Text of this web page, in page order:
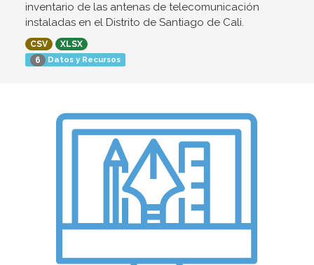
inventario de las antenas de telecomunicación
instaladas en el Distrito de Santiago de Cali.
CSV
XLSX
6 Datos y Recursos